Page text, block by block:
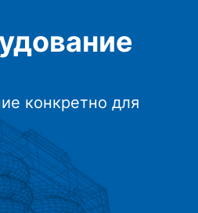
конкретно для